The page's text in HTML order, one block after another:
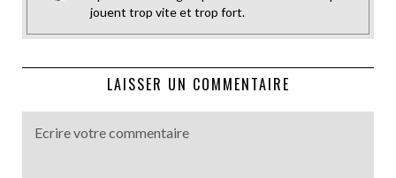
jouent trop vite et trop fort.
LAISSER UN COMMENTAIRE